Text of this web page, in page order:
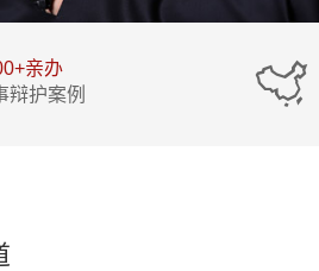
亲办
辩护案例